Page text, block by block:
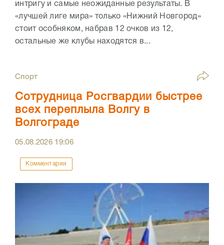
интригу и самые неожиданные результаты. В
«лучшей лиге мира» только «Нижний Новгород»
стоит особняком, набрав 12 очков из 12,
остальные же клубы находятся в...
Спорт
Сотрудница Росгвардии быстрее
всех переплыла Волгу в
Волгограде
05.08.2026 19:06
Комментарии